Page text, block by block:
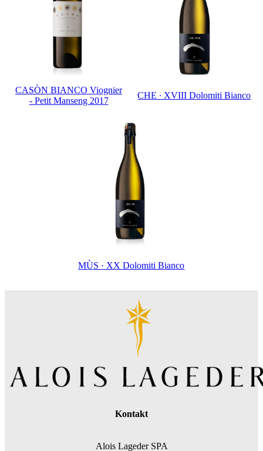
CASÒN BIANCO Viognier
- Petit Manseng 2017
CHE ∙ XVIII Dolomiti Bianco
MÙS · XX Dolomiti Bianco
Kontakt
Alois Lageder SPA